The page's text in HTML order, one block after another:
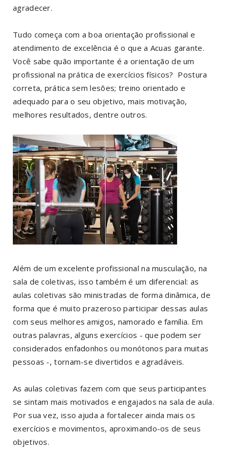
agradecer.
Tudo começa com a boa orientação profissional e
atendimento de excelência é o que a Acuas garante.
Você sabe quão importante é a orientação de um
profissional na prática de exercícios físicos? Postura
correta, prática sem lesões; treino orientado e
adequado para o seu objetivo, mais motivação,
melhores resultados, dentre outros.
Além de um excelente profissional na musculação, na
sala de coletivas, isso também é um diferencial: as
aulas coletivas são ministradas de forma dinâmica, de
forma que é muito prazeroso participar dessas aulas
com seus melhores amigos, namorado e família. Em
outras palavras, alguns exercícios - que podem ser
considerados enfadonhos ou monótonos para muitas
pessoas -, tornam-se divertidos e agradáveis.
As aulas coletivas fazem com que seus participantes
se sintam mais motivados e engajados na sala de aula.
Por sua vez, isso ajuda a fortalecer ainda mais os
exercícios e movimentos, aproximando-os de seus
objetivos.